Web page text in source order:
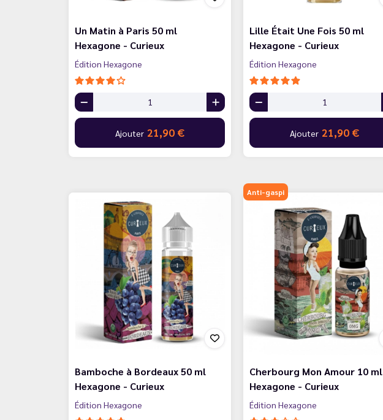
Un Matin à Paris 50 ml
Hexagone - Curieux
Édition Hexagone
Ajouter 21,90 €
Lille Était Une Fois 50 ml
Hexagone - Curieux
Édition Hexagone
Ajouter 21,90 €
Bamboche à Bordeaux 50 ml
Hexagone - Curieux
Édition Hexagone
Anti-gaspi
Cherbourg Mon Amour 10 ml
Hexagone - Curieux
Édition Hexagone